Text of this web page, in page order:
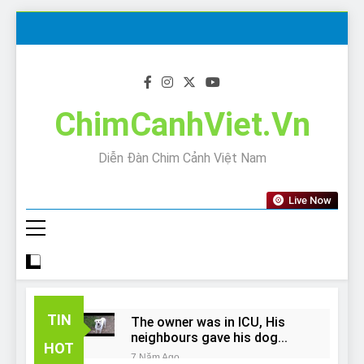
ChimCanhViet.Vn
Diễn Đàn Chim Cảnh Việt Nam
Live Now
TIN
HOT
The owner was in ICU, His
neighbours gave his dog
away!
7 Năm Ago